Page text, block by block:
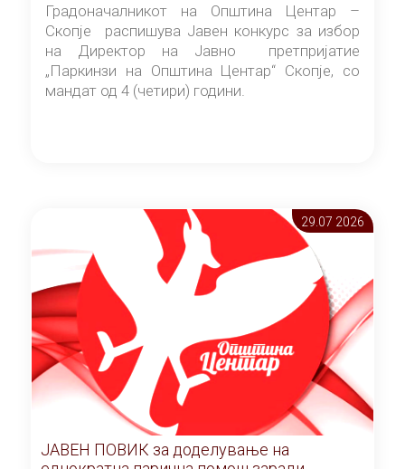
Градоначалникот на Општина Центар –
Скопје распишува Јавен конкурс за избор
на Директор на Јавно претпријатие
„Паркинзи на Општина Центар“ Скопје, со
мандат од 4 (четири) години.
29.07 2026
ЈАВЕН ПОВИК за доделување на